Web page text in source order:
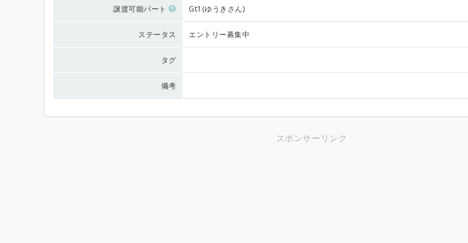
譲渡可能パート Gt1(ゆうきさん)
ステータス エントリー募集中
タグ
備考
スポンサーリンク